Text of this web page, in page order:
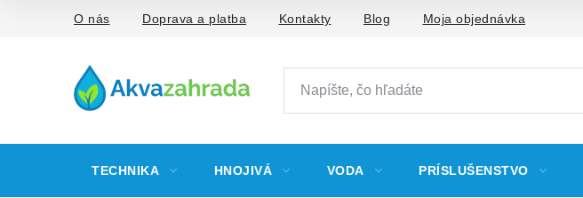
O nás Doprava a platba Kontakty Blog Moja objednávka
TECHNIKA HNOJIVÁ VODA PRÍSLUŠENSTVO